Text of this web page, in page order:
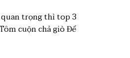
quan trọng thì top 3
cuộn chả giò Để